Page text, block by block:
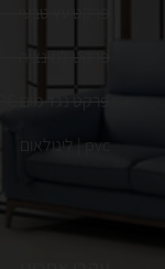
פרקט עץ טבעי
פרקט למינציה
פרקט נגד מים SPC
pvc | לינולאום